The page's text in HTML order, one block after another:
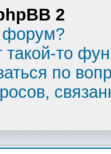
2
форум?
такой-то
по